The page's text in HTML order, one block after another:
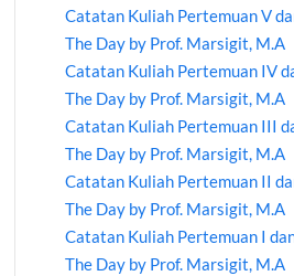
Catatan Kuliah Pertemuan V
The Day by Prof. Marsigit, M.A
Catatan Kuliah Pertemuan IV
The Day by Prof. Marsigit, M.A
Catatan Kuliah Pertemuan III
The Day by Prof. Marsigit, M.A
Catatan Kuliah Pertemuan II
The Day by Prof. Marsigit, M.A
Catatan Kuliah Pertemuan I
The Day by Prof. Marsigit, M.A